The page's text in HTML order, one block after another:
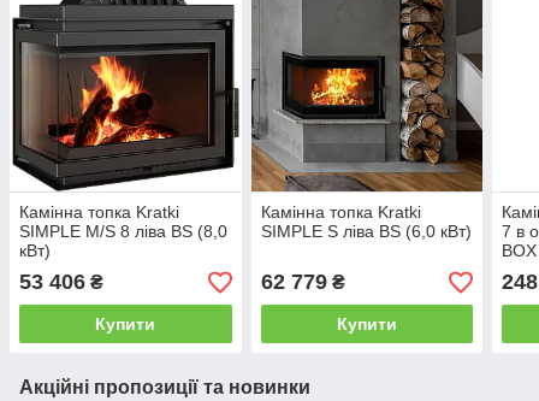
Камінна топка Kratki
SIMPLE M/S 8 ліва BS (8,0
кВт)
53 406 ₴
Купити
Камінна топка Kratki
SIMPLE S ліва BS (6,0 кВт)
62 779₴
Купити
7 в
Акційні пропозиції та новинки